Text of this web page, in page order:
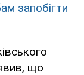
запобігти
що